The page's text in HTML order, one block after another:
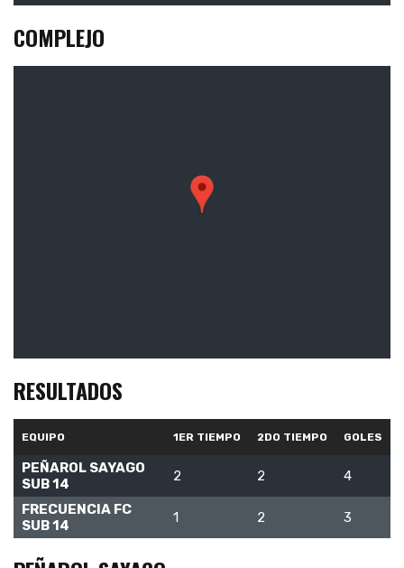
COMPLEJO
RESULTADOS
EQUIPO 1ER TIEMPO 2DO TIEMPO GOLES
PEÑAROL SAYAGO
SUB 14
2 2 4
FRECUENCIA FC
SUB 14
1 2 3